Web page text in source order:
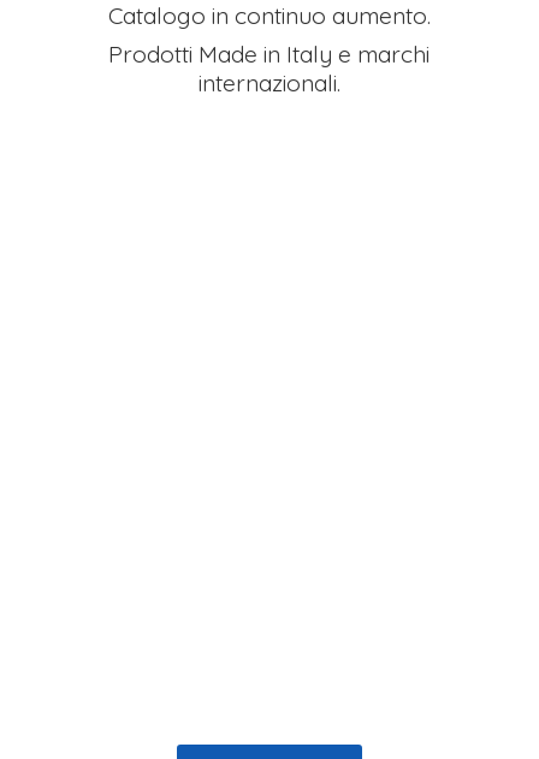
Catalogo in continuo aumento.
Prodotti Made in Italy e marchi
internazionali.